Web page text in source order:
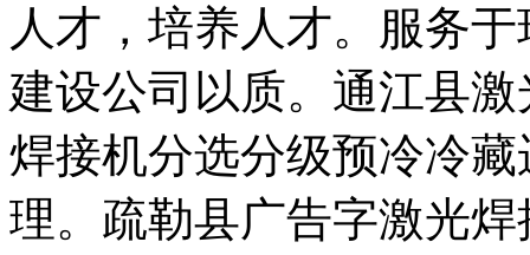
人才，培养人才。服务
建设公司以质。通江县
焊接机分选分级预冷冷
理。疏勒县广告字激光